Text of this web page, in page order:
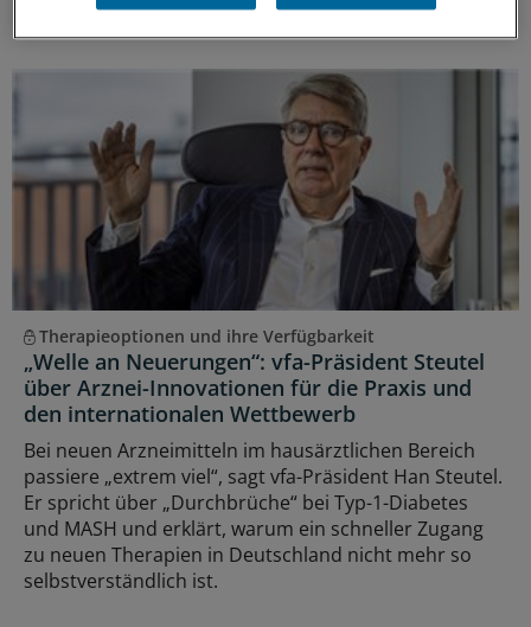
|Jung-Stiftung für Wissenschaft und Forschung
Therapieoptionen und ihre Verfügbarkeit
„Welle an Neuerungen“: vfa-Präsident Steutel
über Arznei-Innovationen für die Praxis und
den internationalen Wettbewerb
Bei neuen Arzneimitteln im hausärztlichen Bereich
passiere „extrem viel“, sagt vfa-Präsident Han Steutel.
Er spricht über „Durchbrüche“ bei Typ-1-Diabetes
und MASH und erklärt, warum ein schneller Zugang
zu neuen Therapien in Deutschland nicht mehr so
selbstverständlich ist.